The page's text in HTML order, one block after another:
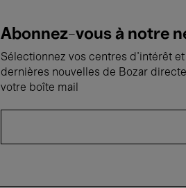
Abonnez-vous à notre
Sélectionnez vos centres d'intérêt
dernières nouvelles de Bozar
votre boîte mail